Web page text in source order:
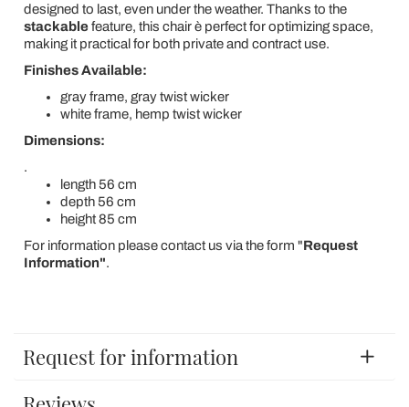
designed to last, even under the weather. Thanks to the
stackablefeature, this chair è perfect for optimizing space,
making it practical for both private and contract use.
Finishes Available:
gray frame, gray twist wicker
white frame, hemp twist wicker
Dimensions:
.
length 56 cm
depth 56 cm
height 85 cm
For information please contact us via the form "Request
Information".
Request for information